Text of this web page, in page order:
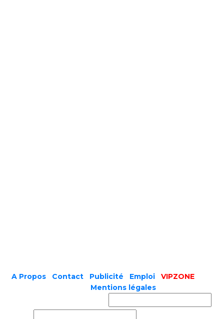
A Propos Contact Publicité Emploi
VIPZONE
Mentions légales